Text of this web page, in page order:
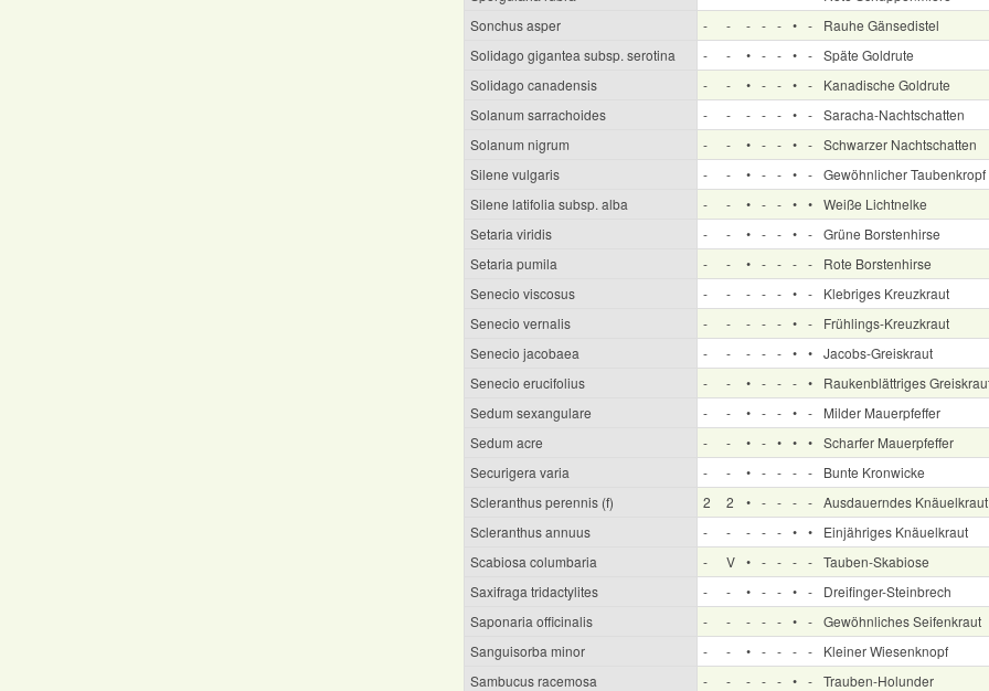
Sonchus asper
- - - - - • -
Rauhe Gänsedistel
Solidago gigantea subsp. serotina
- - • - - • -
Späte Goldrute
Solidago canadensis
- - • - - • -
Kanadische Goldrute
Solanum sarrachoides
- - - - - • -
Saracha-Nachtschatten
Solanum nigrum
- - • - - • -
Schwarzer Nachtschatten
Silene vulgaris
- - • - - • -
Gewöhnlicher Taubenkropf
Silene latifolia subsp. alba
- - • - - • •
Weiße Lichtnelke
Setaria viridis
- - • - - • -
Grüne Borstenhirse
Setaria pumila
- - • - - - -
Rote Borstenhirse
Senecio viscosus
- - - - - • -
Klebriges Kreuzkraut
Senecio vernalis
- - - - - • -
Frühlings-Kreuzkraut
Senecio jacobaea
- - - - - • •
Jacobs-Greiskraut
Senecio erucifolius
- - • - - - •
Raukenblättriges
Sedum sexangulare
- - • - - • -
Milder Mauerpfeffer
Sedum acre
- - • - • • •
Scharfer Mauerpfeffer
Securigera varia
- - • - - - -
Bunte Kronwicke
Scleranthus perennis (f)
2 2 • - - - -
Ausdauerndes Knäuelkraut
Scleranthus annuus
- - - - - • •
Einjähriges Knäuelkraut
Scabiosa columbaria
- V • - - - -
Tauben-Skabiose
Saxifraga tridactylites
- - • - - • -
Dreifinger-Steinbrech
Saponaria officinalis
- - - - - • -
Gewöhnliches Seifenkraut
Sanguisorba minor
- - • - - - -
Kleiner Wiesenknopf
Sambucus racemosa
- - - - - • -
Trauben-Holunder